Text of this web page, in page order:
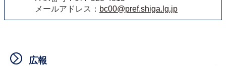
メールアドレス： bc00@pref.shiga.lg.jp
広報